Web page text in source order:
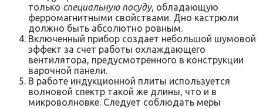
только специальную посуду, обладающую
ферромагнитными свойствами. Дно кастрюли
должно быть абсолютно ровным.
Включенный прибор создает небольшой шумовой
эффект за счет работы охлаждающего
вентилятора, предусмотренного в конструкции
варочной панели.
В работе индукционной плиты используется
волновой спектр такой же длины, что и в
микроволновке. Следует соблюдать меры